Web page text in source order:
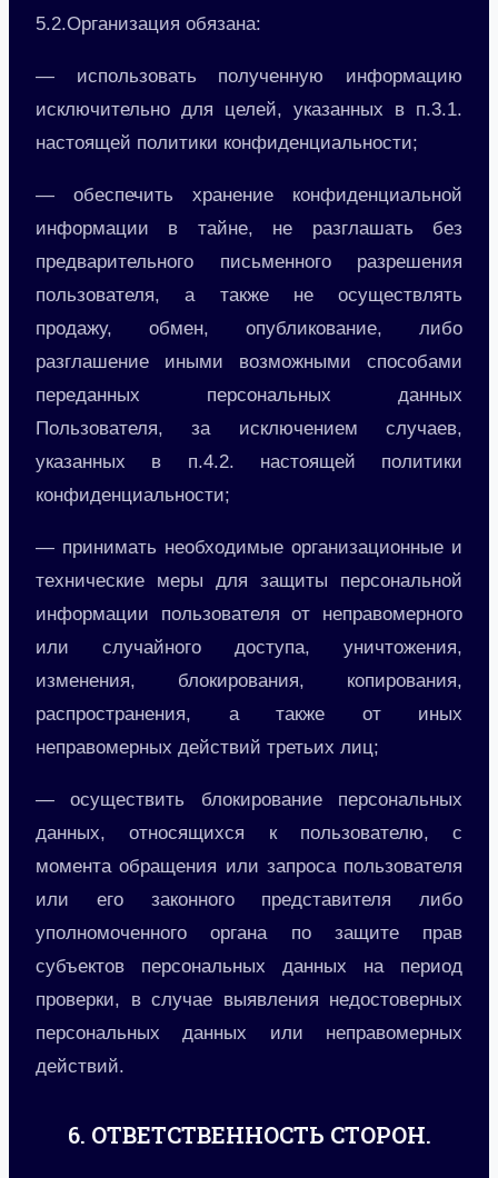
5.2.Организация обязана:
— использовать полученную информацию
исключительно для целей, указанных в п.3.1.
настоящей политики конфиденциальности;
— обеспечить хранение конфиденциальной
информации в тайне, не разглашать без
предварительного письменного разрешения
пользователя, а также не осуществлять
продажу, обмен, опубликование, либо
разглашение иными возможными способами
переданных персональных данных
Пользователя, за исключением случаев,
указанных в п.4.2. настоящей политики
конфиденциальности;
— принимать необходимые организационные и
технические меры для защиты персональной
информации пользователя от неправомерного
или случайного доступа, уничтожения,
изменения, блокирования, копирования,
распространения, а также от иных
неправомерных действий третьих лиц;
— осуществить блокирование персональных
данных, относящихся к пользователю, с
момента обращения или запроса пользователя
или его законного представителя либо
уполномоченного органа по защите прав
субъектов персональных данных на период
проверки, в случае выявления недостоверных
персональных данных или неправомерных
действий.
6. ОТВЕТСТВЕННОСТЬ СТОРОН.